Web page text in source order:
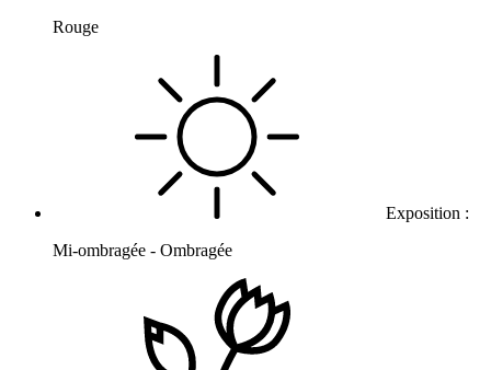
Rouge
Exposition :
Mi-ombragée - Ombragée